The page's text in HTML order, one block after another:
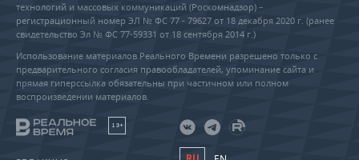
технологий и массовых коммуникаций (Роскомнадзор) –
регистрационный номер ЭЛ № ФС 77 - 79627 от 18 декабря 2020 г. (ранее
свидетельство Эл № ФС 77-59331 от 18 сентября 2014 г.)
Использование материалов Реального Времени разрешено только с
предварительного согласия правообладателей, упоминание сайта и
прямая гиперссылка обязательны при частичном или полном
воспроизведении материалов.
18+